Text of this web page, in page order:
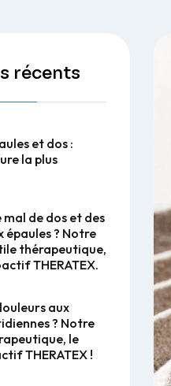
récents
et dos :
la plus
mal de dos et des
épaules ? Notre
thérapeutique,
THERATEX.
aux
? Notre
le
THERATEX !